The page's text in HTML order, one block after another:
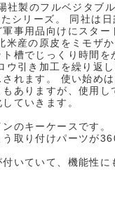
社製のフルベジタブ
シリーズ。 同社は
事用品向けにスター
米産の原皮をミモザ
槽でじっくり時間を
ウ引き加工を繰り返
れます。 使い始め
ありますが、使用し
ていきます。
のキーケースです。
取り付けパーツが
いていて、機能性に